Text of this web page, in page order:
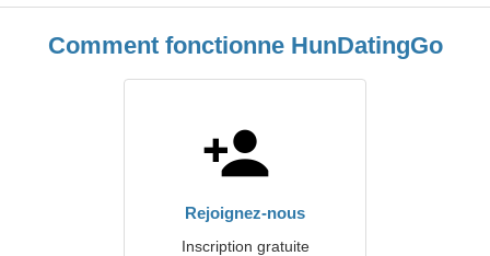
Comment fonctionne HunDatingGo
Rejoignez-nous
Inscription gratuite